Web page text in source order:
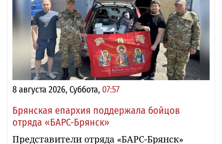
8 августа 2026, Суббота, 07:57
Брянская епархия поддержала бойцов
отряда «БАРС-Брянск»
Представители отряда «БАРС-Брянск»